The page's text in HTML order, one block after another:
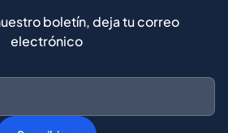
boletín, deja tu correo
electrónico